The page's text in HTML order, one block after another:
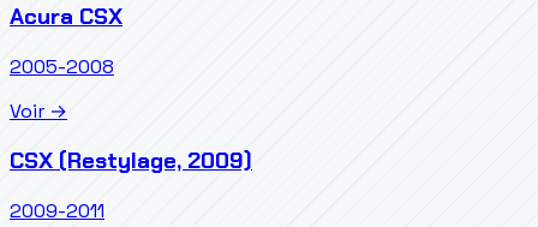
Acura CSX
2005-2008
Voir →
CSX (Restylage, 2009)
2009-2011